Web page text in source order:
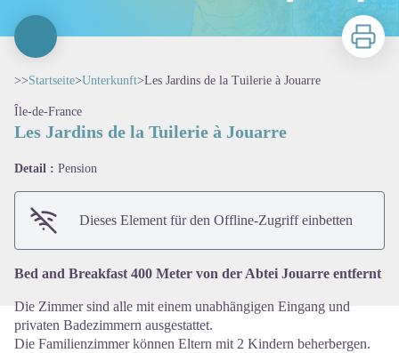
Zu
>>Startseite>Unterkunft>Les Jardins de la Tuilerie à Jouarre
Île-de-France
Les Jardins de la Tuilerie à Jouarre
Detail : Pension
Dieses Element für den Offline-Zugriff einbetten
Bed and Breakfast 400 Meter von der Abtei Jouarre entfernt
Die Zimmer sind alle mit einem unabhängigen Eingang und
privaten Badezimmern ausgestattet.
Die Familienzimmer können Eltern mit 2 Kindern beherbergen.